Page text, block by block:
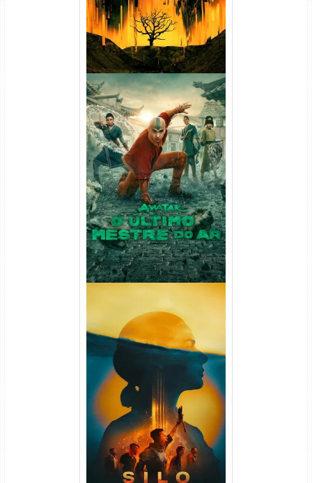
Avatar: O Último Mestre do
Ar 2ª Temporada Torrent
(2026) WEB-DL 1080p Dual
Áudio
Silo 2ª Temporada (2024)
WEB-DL 1080p Dual Áudio